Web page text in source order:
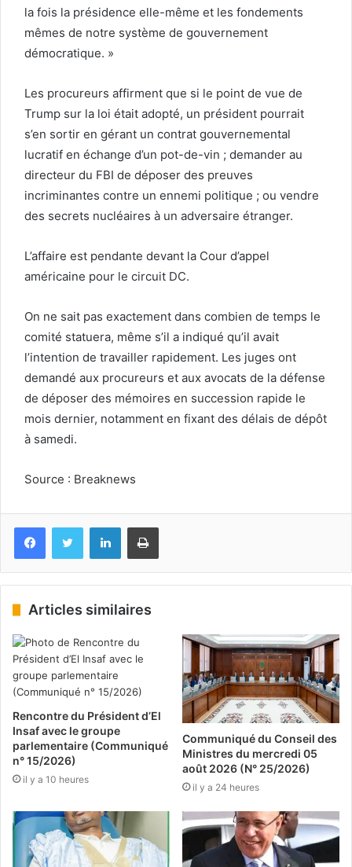
la fois la présidence elle-même et les fondements
mêmes de notre système de gouvernement
démocratique. »
Les procureurs affirment que si le point de vue de
Trump sur la loi était adopté, un président pourrait
s’en sortir en gérant un contrat gouvernemental
lucratif en échange d’un pot-de-vin ; demander au
directeur du FBI de déposer des preuves
incriminantes contre un ennemi politique ; ou vendre
des secrets nucléaires à un adversaire étranger.
L’affaire est pendante devant la Cour d’appel
américaine pour le circuit DC.
On ne sait pas exactement dans combien de temps le
comité statuera, même s’il a indiqué qu’il avait
l’intention de travailler rapidement. Les juges ont
demandé aux procureurs et aux avocats de la défense
de déposer des mémoires en succession rapide le
mois dernier, notamment en fixant des délais de dépôt
à samedi.
Source : Breaknews
FacebookTwitter LinkedinImprimer
Articles similaires
Rencontre du Président d’El
Insaf avec le groupe
parlementaire (Communiqué
n° 15/2026)
il y a 10 heures
Communiqué du Conseil des
Ministres du mercredi 05
août 2026 (N° 25/2026)
il y a 24 heures